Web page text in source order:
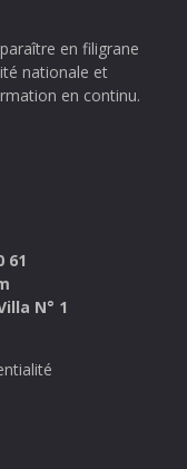
en filigrane
nationale et
en continu.
61
N° 1